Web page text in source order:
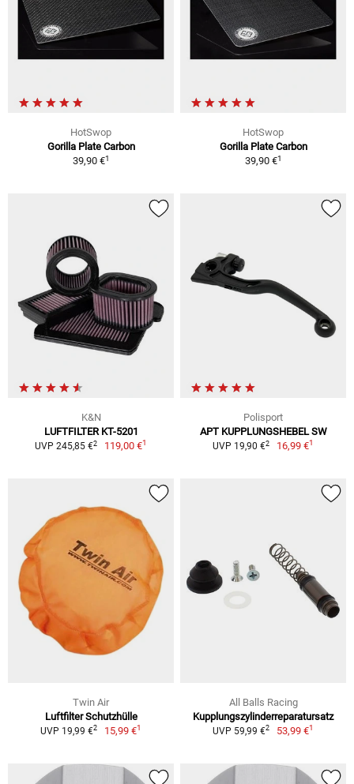
HotSwop
Gorilla Plate Carbon
39,90 €1
HotSwop
Gorilla Plate Carbon
39,90 €1
K&N
LUFTFILTER KT-5201
UVP 245,85 €2 119,00 €1
Polisport
APT KUPPLUNGSHEBEL SW
UVP 19,90 €2 16,99 €1
Twin Air
Luftfilter Schutzhülle
UVP 19,99 €2 15,99 €1
All Balls Racing
Kupplungszylinderreparatursatz
UVP 59,99 €2 53,99 €1